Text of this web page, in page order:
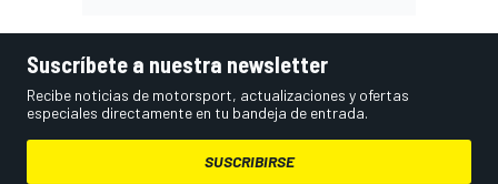
Suscríbete a nuestra newsletter
Recibe noticias de motorsport, actualizaciones y ofertas
especiales directamente en tu bandeja de entrada.
SUSCRIBIRSE